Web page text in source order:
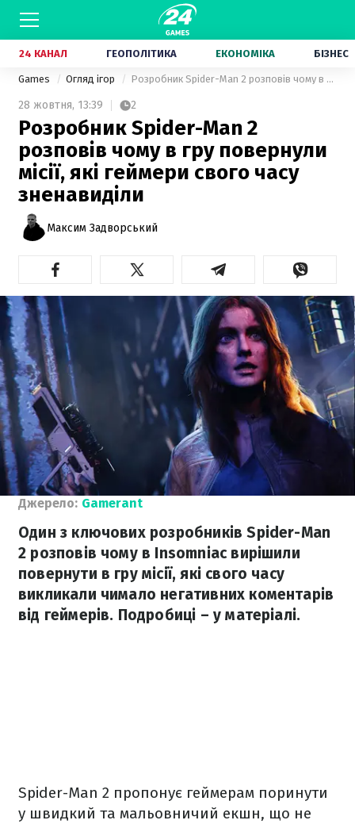
24 КАНАЛ ГЕОПОЛІТИКА ЕКОНОМІКА БІЗНЕС
Games Огляд ігор Розробник Spider-Man 2 розповів чому в гру повернули місії, які геймери свого часу зненавиділи
28 жовтня, 13:39 2
Розробник Spider-Man 2
розповів чому в гру повернули
місії, які геймери свого часу
зненавиділи
Максим Задворський
Джерело: Gamerant
Один з ключових розробників Spider-Man
2 розповів чому в Insomniac вирішили
повернути в гру місії, які свого часу
викликали чимало негативних коментарів
від геймерів. Подробиці – у матеріалі.
Spider-Man 2 пропонує геймерам поринути
у швидкий та мальовничий екшн, що не